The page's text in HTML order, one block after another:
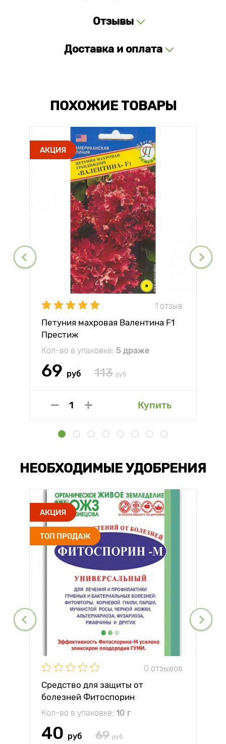
Отзывы
Доставка и оплата
ПОХОЖИЕ ТОВАРЫ
АКЦИЯ
1 отзыв
Петуния махровая Валентина F1
Престиж
Кол-во в упаковке: 5 драже
69 руб 113 руб
Купить
НЕОБХОДИМЫЕ УДОБРЕНИЯ
АКЦИЯ
ТОП ПРОДАЖ
0 отзывов
Средство для защиты от
болезней Фитоспорин
Кол-во в упаковке: 10 г
40 руб 69 руб